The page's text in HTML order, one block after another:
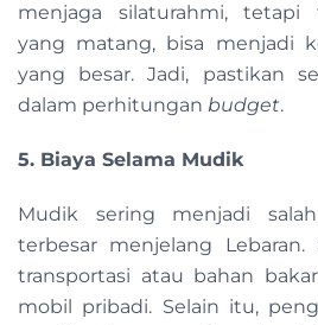
menjaga silaturahmi, tetapi
yang matang, bisa menjadi
yang besar. Jadi, pastikan
dalam perhitungan budget.
5. Biaya Selama Mudik
Mudik sering menjadi
terbesar menjelang
transportasi atau bahan
mobil pribadi. Selain itu,